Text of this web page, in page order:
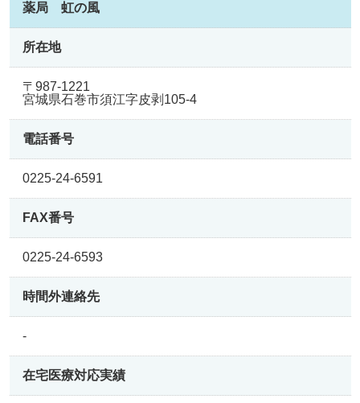
薬局 虹の風
所在地
〒987-1221
宮城県石巻市須江字皮剥105-4
電話番号
0225-24-6591
FAX番号
0225-24-6593
時間外連絡先
-
在宅医療対応実績